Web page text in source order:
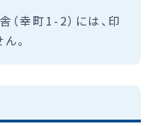
（幸町1-2）には、印
。